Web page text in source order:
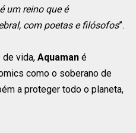
um reino que é
com poetas e filósofos”.
de vida, Aquaman é
como o soberano de
a proteger todo o planeta,